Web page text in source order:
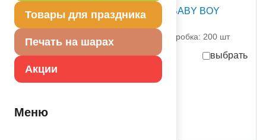
Товары для праздника
Печать на шарах
Акции
Меню
ПД ФИГУРА Малыш BABY BOY
1207-4370 ПатиДеко
партия поставки: 1 шт коробка: 200 шт
выбрать
86,50руб.за шт -50%
в достаточном количестве